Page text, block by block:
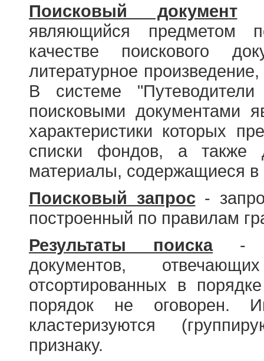
Поисковый документ-
являющийся предметом
качестве поискового
литературное
В системе
поисковыми документами
характеристики которых
списки фондов, а также
материалы, содержащиеся в
Поисковый запрос-
построенный по правилам
Результаты поиска-
документов,
отсортированных в
порядок не оговорен.
кластеризуются
признаку.